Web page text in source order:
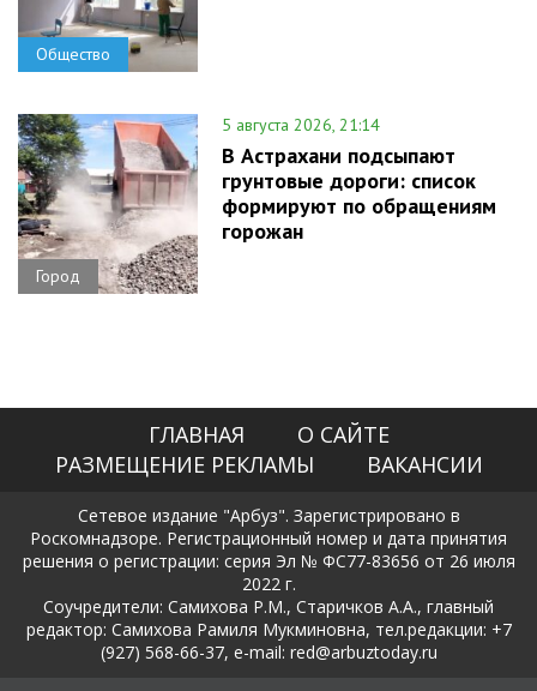
Общество
Город
5 августа 2026, 21:14
В Астрахани подсыпают
грунтовые дороги: список
формируют по обращениям
горожан
ГЛАВНАЯ
О САЙТЕ
РАЗМЕЩЕНИЕ РЕКЛАМЫ
ВАКАНСИИ
Сетевое издание "Арбуз". Зарегистрировано в
Роскомнадзоре. Регистрационный номер и дата принятия
решения о регистрации: серия Эл № ФС77-83656 от 26 июля
2022 г.
Соучредители: Самихова Р.М., Старичков А.А., главный
редактор: Самихова Рамиля Мукминовна, тел.редакции: +7
(927) 568-66-37, e-mail: red@arbuztoday.ru